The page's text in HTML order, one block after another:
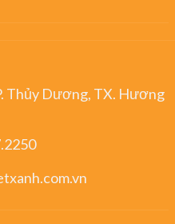
Thủy Dương, TX. Hương